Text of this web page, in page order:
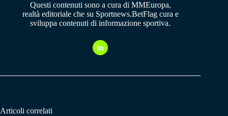
Questi contenuti sono a cura di MMEuropa,
realtà editoriale che su Sportnews.BetFlag cura e
sviluppa contenuti di informazione sportiva.
Articoli correlati